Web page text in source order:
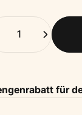
für